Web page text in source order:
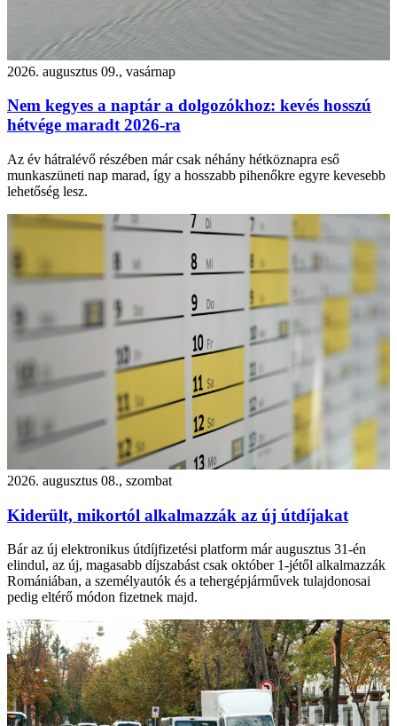
2026. augusztus 09., vasárnap
Nem kegyes a naptár a dolgozókhoz: kevés hosszú
hétvége maradt 2026-ra
Az év hátralévő részében már csak néhány hétköznapra eső
munkaszüneti nap marad, így a hosszabb pihenőkre egyre kevesebb
lehetőség lesz.
2026. augusztus 08., szombat
Kiderült, mikortól alkalmazzák az új útdíjakat
Bár az új elektronikus útdíjfizetési platform már augusztus 31-én
elindul, az új, magasabb díjszabást csak október 1-jétől alkalmazzák
Romániában, a személyautók és a tehergépjárművek tulajdonosai
pedig eltérő módon fizetnek majd.